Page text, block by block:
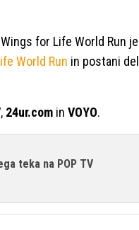
for Life World Run
World Run in postani
, 24ur.com in VOYO.
teka na POP TV